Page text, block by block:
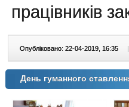
працівників
Опубліковано: 22-04-2019, 16:35 |
День гуманного